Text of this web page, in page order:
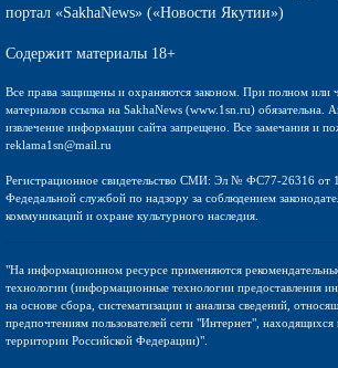
портал «SakhaNews» («Новости Якутии»)
Содержит материалы 18+
Все права защищены и охраняются законом. При полном или
материалов ссылка на SakhaNews (www.1sn.ru) обязательна.
извлечение информации сайта запрещено. Все замечания и
reklama1sn@mail.ru
Регистрационное свидетельство СМИ: Эл № ФС77-26316 от
Федедальной службой по надзору за соблюдением
коммуникаций и охране культурного наследия.
"На информационном ресурсе применяются
технологии (информационные технологии предоставления
на основе сбора, систематизации и анализа сведений,
предпочтениям пользователей сети "Интернет", находящихся
территории Российской Федерации)".